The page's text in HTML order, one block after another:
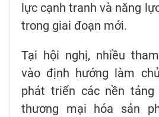
lực cạnh tranh và năng
trong giai đoạn mới.
Tại hội nghị, nhiều
vào định hướng làm
phát triển các nền
thương mại hóa sản